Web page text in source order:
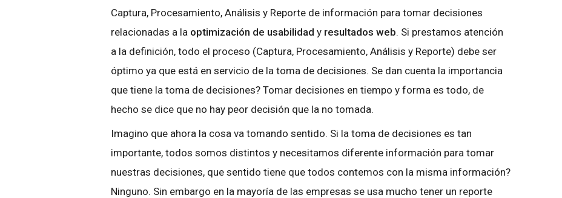
Captura, Procesamiento, Análisis y Reporte de información para tomar decisiones
relacionadas a la optimización de usabilidad y resultados web. Si prestamos atención
a la definición, todo el proceso (Captura, Procesamiento, Análisis y Reporte) debe ser
óptimo ya que está en servicio de la toma de decisiones. Se dan cuenta la importancia
que tiene la toma de decisiones? Tomar decisiones en tiempo y forma es todo, de
hecho se dice que no hay peor decisión que la no tomada.
Imagino que ahora la cosa va tomando sentido. Si la toma de decisiones es tan
importante, todos somos distintos y necesitamos diferente información para tomar
nuestras decisiones, que sentido tiene que todos contemos con la misma información?
Ninguno. Sin embargo en la mayoría de las empresas se usa mucho tener un reporte